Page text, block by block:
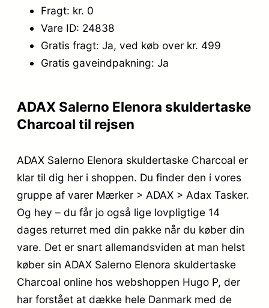
.
Fragt: kr. 0
Vare ID: 24838
Gratis fragt: Ja, ved køb over kr. 499
Gratis gaveindpakning: Ja
ADAX Salerno Elenora skuldertaske
Charcoal til rejsen
ADAX Salerno Elenora skuldertaske Charcoal er
klar til dig her i shoppen. Du finder den i vores
gruppe af varer Mærker > ADAX > Adax Tasker.
Og hey – du får jo også lige lovpligtige 14
dages returret med din pakke når du køber din
vare. Det er snart allemandsviden at man helst
køber sin ADAX Salerno Elenora skuldertaske
Charcoal online hos webshoppen Hugo P, der
har forstået at dække hele Danmark med de